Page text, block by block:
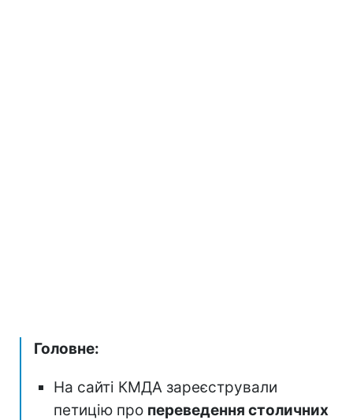
Головне:
На сайті КМДА зареєстрували
петицію про переведення столичних